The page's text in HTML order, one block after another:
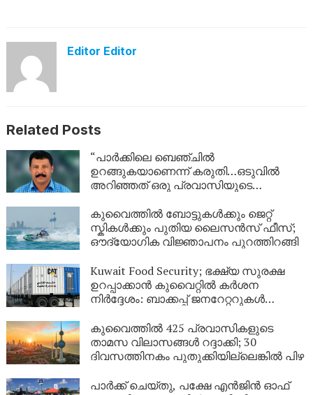
Editor Editor
Related Posts
“പാർക്കിലെ ബെഞ്ചിൽ
ഉറങ്ങുകയാണെന്ന് കരുതി…ഒടുവിൽ
അറിഞ്ഞത് ഒരു പ്രവാസിയുടെ
യുഎഇയിലെ തെരുവിൽ; ‘വാപ്പയെ
കാണണം’ എന്ന് കണ്ണീരോടെ മകൾ
കുവൈത്തിൽ ബോട്ടുകൾക്കും ജെറ്റ്
സ്കികൾക്കും പുതിയ ലൈസൻസ് ഫീസ്;
ഔദ്യോഗിക വിജ്ഞാപനം പുറത്തിറങ്ങി
Kuwait Food Security; ഭക്ഷ്യ സുരക്ഷ
ഉറപ്പാക്കാൻ കുവൈറ്റിൽ കർശന
നിർദ്ദേശം: ബാക്കപ്പ് ജനറേറ്ററുകൾ
കുവൈത്തിൽ 425 പ്രവാസികളുടെ
താമസ വിലാസങ്ങൾ റദ്ദാക്കി; 30
ദിവസത്തിനകം പുതുക്കിയില്ലെങ്കിൽ പിഴ
പാർക്ക് ചെയ്തു, പക്ഷേ എൻജിൻ ഓഫ്